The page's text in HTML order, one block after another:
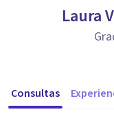
Laura
Consultas